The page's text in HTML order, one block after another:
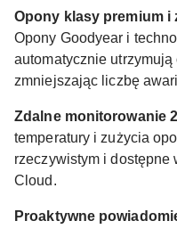
Opony klasy premium i
Opony Goodyear i
automatycznie
zmniejszając liczbę
Zdalne monitorowanie
temperatury i zużycia
rzeczywistym i dostępne
Cloud.
Proaktywne